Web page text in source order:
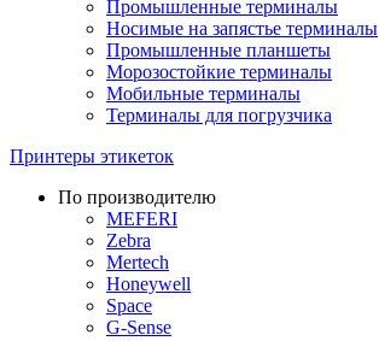
Промышленные терминалы
Носимые на запястье терминалы
Промышленные планшеты
Морозостойкие терминалы
Мобильные терминалы
Терминалы для погрузчика
Принтеры этикеток
По производителю
MEFERI
Zebra
Mertech
Honeywell
Space
G-Sense